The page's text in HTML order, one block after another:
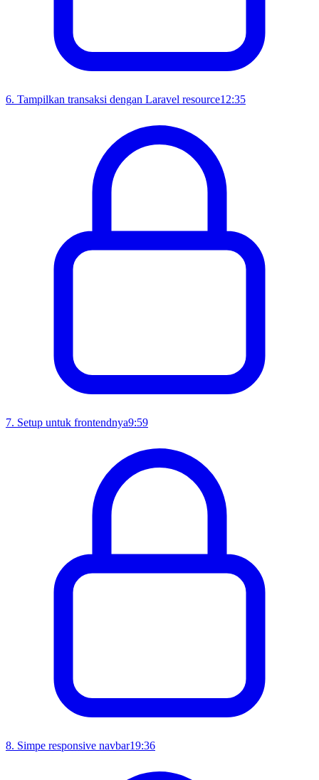
6. Tampilkan transaksi dengan Laravel resource12:35
7. Setup untuk frontendnya9:59
8. Simpe responsive navbar19:36